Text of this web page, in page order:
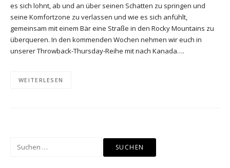
es sich lohnt, ab und an über seinen Schatten zu springen und
seine Komfortzone zu verlassen und wie es sich anfühlt,
gemeinsam mit einem Bär eine Straße in den Rocky Mountains zu
überqueren. In den kommenden Wochen nehmen wir euch in
unserer Throwback-Thursday-Reihe mit nach Kanada….
WEITERLESEN
Suchen